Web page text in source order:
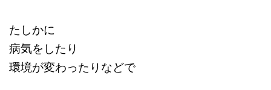
たしかに
病気をしたり
環境が変わったりなどで